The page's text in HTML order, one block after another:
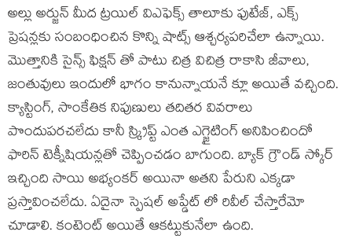
అల్లు అర్జున్ మీద ట్రయిల్ విఎఫెక్స్ తాలూకు ఫుటేజ్, ఎక్స్
ప్రెషన్లకు సంబంధించిన కొన్ని షాట్స్ ఆశ్చర్యపరిచేలా ఉన్నాయి.
మొత్తానికి సైన్స్ ఫిక్షన్ తో పాటు చిత్ర విచిత్ర రాకాసి జీవాలు,
జంతువులు ఇందులో భాగం కానున్నాయనే క్లూ అయితే వచ్చింది.
క్యాస్టింగ్, సాంకేతిక నిపుణులు తదితర వివరాలు
పొందుపరచలేదు కానీ స్క్రిప్ట్ ఎంత ఎగ్జైటింగ్ అనిపించిందో
ఫారిన్ టెక్నీషియన్లతో చెప్పించడం బాగుంది. బ్యాక్ గ్రౌండ్ స్కోర్
ఇచ్చింది సాయి అభ్యంకర్ అయినా అతని పేరుని ఎక్కడా
ప్రస్తావించలేదు. ఏదైనా స్పెషల్ అప్డేట్ లో రివీల్ చేస్తారేమో
చూడాలి. కంటెంట్ అయితే ఆకట్టుకునేలా ఉంది.